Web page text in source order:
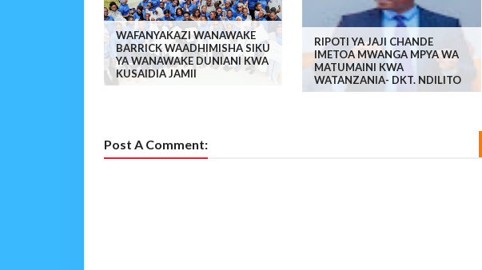
WAFANYAKAZI WANAWAKE
BARRICK WAADHIMISHA SIKU
YA WANAWAKE DUNIANI KWA
KUSAIDIA JAMII
RIPOTI YA JAJI CHANDE
IMETOA MWANGA MPYA WA
MATUMAINI KWA
WATANZANIA- DKT. NDILITO
Post A Comment: